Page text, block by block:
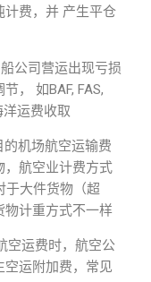
计费，并 产生平仓
公司营运出现亏损
， 如BAF, FAS,
运费收取
机场航空运输费
，航空业计费方式
于大件货物（超
物计重方式不一样
空运费时，航空公
空运附加费，常见